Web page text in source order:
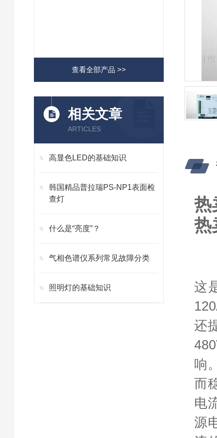
查看全部产品 >>
相关文章
ARTICLES
高显色LED的基础知识
韩国精品普拉瑞PS-NP1表面检
查灯
什么是“亮度”？
气相色谱仪系列常见故障分类
照明灯的基础知识
热
热
这
还
响
而
电
源